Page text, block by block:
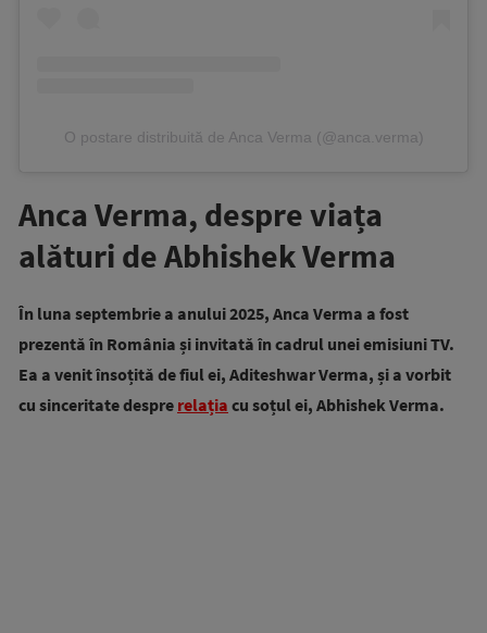
O postare distribuită de Anca Verma (@anca.verma)
Anca Verma, despre viața
alături de Abhishek Verma
În luna septembrie a anului 2025, Anca Verma a fost
prezentă în România și invitată în cadrul unei emisiuni TV.
Ea a venit însoțită de fiul ei, Aditeshwar Verma, și a vorbit
cu sinceritate despre relația cu soțul ei, Abhishek Verma.